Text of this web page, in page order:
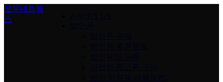
Skip
to
content
모두네트웍
스